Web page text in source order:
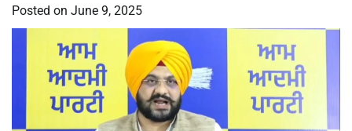
Posted on June 9, 2025